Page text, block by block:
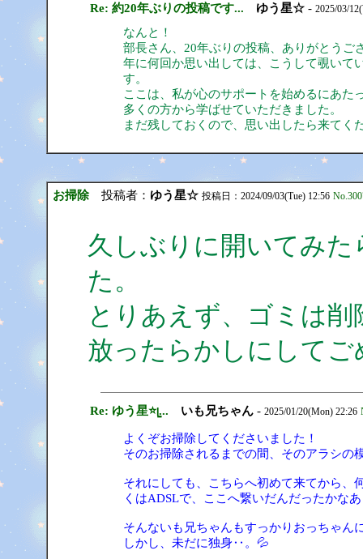
Re: 約20年ぶりの投稿です... ゆう星☆- 2025/03/
なんと！
部長さん、20年ぶりの投稿、ありがとうご
年に何回か思い出しては、こうして覗いて
す。
ここは、私が心のサポートを始めるにあた
多くの方から学ばせていただきました。
まだ残しておくので、思い出したら来てく
お掃除投稿者： ゆう星☆ 投稿日：2024/09/03(Tue) 12:56
久しぶりに開いてみ
た。
とりあえず、ゴミは削
放ったらかしにしてご
Re: ゆう星⭐ᥧ... いも兄ちゃん- 2025/01/20(Mon) 22:26
よくぞお掃除してくださいました！
そのお掃除されるまでの間、そのアラシの
それにしても、こちらへ初めて来てから
くはADSLで、ここへ繋いだんだったかな
そんないも兄ちゃんもすっかりおっちゃん
しかし、未だに独身‥。💦